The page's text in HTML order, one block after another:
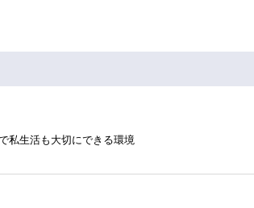
私生活も大切にできる環境